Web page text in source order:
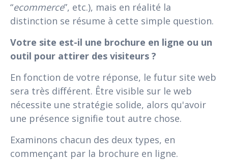
“ecommerce”, etc.), mais en réalité la
distinction se résume à cette simple question.
Votre site est-il une brochure en ligne ou un
outil pour attirer des visiteurs ?
En fonction de votre réponse, le futur site web
sera très différent. Être visible sur le web
nécessite une stratégie solide, alors qu'avoir
une présence signifie tout autre chose.
Examinons chacun des deux types, en
commençant par la brochure en ligne.